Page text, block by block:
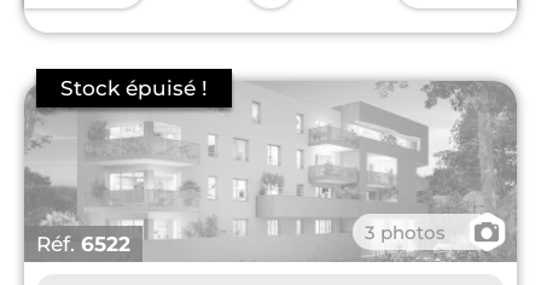
Réf. 6522 3 photos 📷